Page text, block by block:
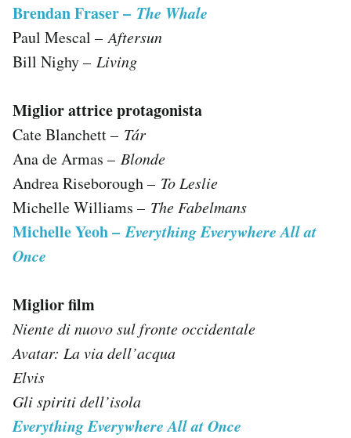
Brendan Fraser – The Whale
Paul Mescal –Aftersun
Bill Nighy – Living
Miglior attrice protagonista
Cate Blanchett – Tár
Ana de Armas – Blonde
Andrea Riseborough – To Leslie
Michelle Williams – The Fabelmans
Michelle Yeoh –Everything Everywhere All at
Once
Miglior film
Niente di nuovo sul fronte occidentale
Avatar: La via dell’acqua
Elvis
Gli spiriti dell’isola
Everything Everywhere All at Once